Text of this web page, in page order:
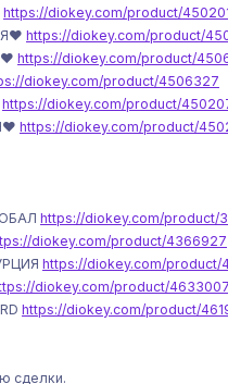
https://diokey.com/product/
https://diokey.com/product/
https://diokey.com/product/
diokey.com/product/4506327
https://diokey.com/product/
https://diokey.com/product/
https://diokey.com/product/
diokey.com/product/4366927
https://diokey.com/product/
diokey.com/product/4633007
https://diokey.com/product/
сделки.